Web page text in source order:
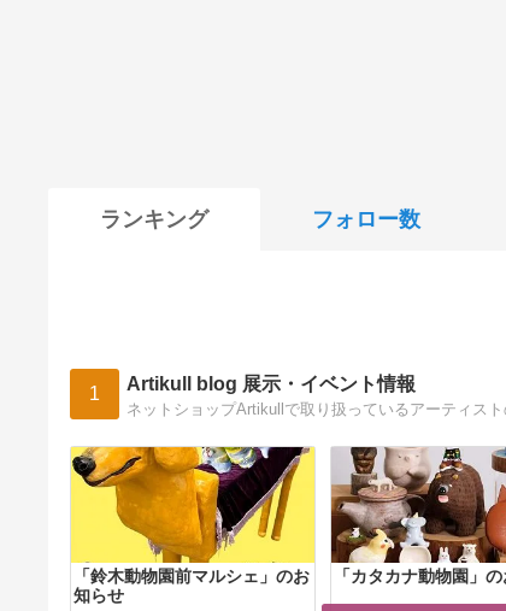
ランキング フォロー数
1 Artikull blog 展示・イベント情報
ネットショップArtikullで取り扱っているアーティス
「鈴木動物園前マルシェ」のお
知らせ
「カタカナ動物園」